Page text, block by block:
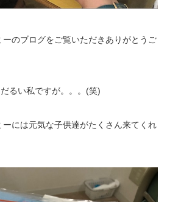
のブログをご覧いただきありがとうご
るい私ですが。。。(笑)
には元気な子供達がたくさん来てくれ